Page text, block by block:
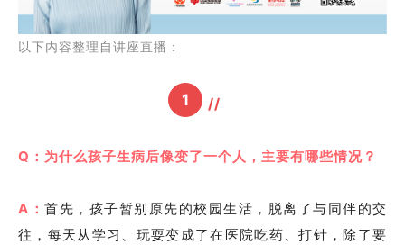
以下内容整理自讲座直播：
1 //
Q：为什么孩子生病后像变了一个人，主要有哪些情况？
A： 首先，孩子暂别原先的校园生活，脱离了与同伴的交
往，每天从学习、玩耍变成了在医院吃药、打针，除了要